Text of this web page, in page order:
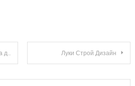
записямЛуки Строй Дизайн